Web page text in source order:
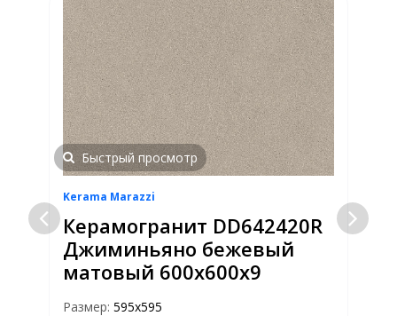
Быстрый просмотр
Kerama Marazzi
Керамогранит DD642420R
Джиминьяно бежевый
матовый 600х600х9
Размер: 595x595